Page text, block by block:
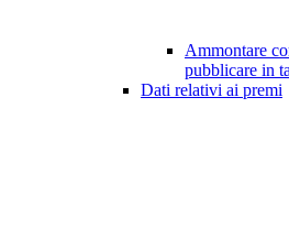
Ammontare
pubblicare in
Dati relativi ai premi